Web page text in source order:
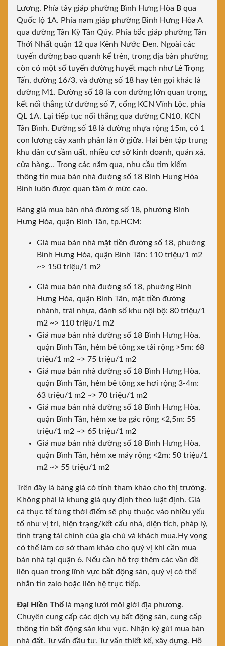
Lương. Phía tây giáp phường Bình Hưng Hòa B qua
Quốc lộ 1A. Phía nam giáp phường Bình Hưng Hòa A
qua đường Tân Kỳ Tân Qúy. Phía bắc giáp phường Tân
Thới Nhất quận 12 qua Kênh Nước Đen. Ngoài các
tuyến đường bao quanh kể trên, trong địa bàn phường
còn có một số tuyến đường huyết mạch như Lê Trọng
Tấn, đường 16/3, và đường số 18 hay tên gọi khác là
đường M1. Đường số 18 là con đường lớn quan trọng,
kết nối thẳng từ đường số 7, cổng KCN Vĩnh Lộc, phía
QL 1A. Lại tiếp tục nối thẳng qua đường CN10, KCN
Tân Bình. Đường số 18 là đường nhựa rộng 15m, có 1
con lương cây xanh phân làn ở giữa. Hai bên tập trung
khu dân cư sầm uất, nhiều cơ sở kinh doanh, quán xá,
cửa hàng… Trong các năm qua, nhu cầu tìm kiếm
thông tin mua bán nhà đường số 18 Bình Hưng Hòa
Bình luôn được quan tâm ở mức cao.
Bảng giá mua bán nhà đường số 18, phường Bình
Hưng Hòa, quận Bình Tân, tp.HCM:
Giá mua bán nhà mặt tiền đường số 18, phường
Bình Hưng Hòa, quận Bình Tân: 110 triệu/1 m2
~> 150 triệu/1 m2
Giá mua bán nhà đường số 18, phường Bình
Hưng Hòa, quận Bình Tân, mặt tiền đường
nhánh, trải nhựa, đánh số khu nội bộ: 80 triệu/1
m2 ~> 110 triệu/1 m2
Giá mua bán nhà đường số 18 Bình Hưng Hòa,
quận Bình Tân, hẻm bê tông xe tải rộng >5m: 68
triệu/1 m2 ~> 75 triệu/1 m2
Giá mua bán nhà đường số 18 Bình Hưng Hòa,
quận Bình Tân, hẻm bê tông xe hơi rộng 3-4m:
63 triệu/1 m2 ~> 70 triệu/1 m2
Giá mua bán nhà đường số 18 Bình Hưng Hòa,
quận Bình Tân, hẻm xe ba gác rộng <2,5m: 55
triệu/1 m2 ~> 65 triệu/1 m2
Giá mua bán nhà đường số 18 Bình Hưng Hòa,
quận Bình Tân, hẻm xe máy rộng <2m: 50 triệu/1
m2 ~> 55 triệu/1 m2
Trên đây là bảng giá có tính tham khảo cho thị trường.
Không phải là khung giá quy định theo luật định. Giá
cả thực tế từng thời điểm sẽ phụ thuộc vào nhiều yếu
tố như vị trí, hiện trạng/kết cấu nhà, diện tích, pháp lý,
tình trạng tài chính của gia chủ và khách mua.Hy vọng
có thể làm cơ sở tham khảo cho quý vị khi cần mua
bán nhà tại quận 6. Nếu cần hỗ trợ thêm các vần đề
liên quan trong lĩnh vực bất động sản, quý vị có thể
nhắn tin zalo hoặc liên hệ trực tiếp.
Đại Hiền Thổ là mạng lưới môi giới địa phương.
Chuyên cung cấp các dịch vụ bất động sản, cung cấp
thông tin bất động sản khu vực. Nhận ký gửi mua bán
nhà đất. Tư vấn đầu tư. Tư vấn thiết kế, xây dựng. Hỗ